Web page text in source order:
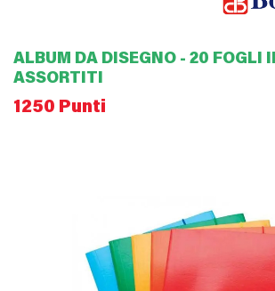
ALBUM DA DISEGNO - 20 FOGLI
ASSORTITI
1250 Punti